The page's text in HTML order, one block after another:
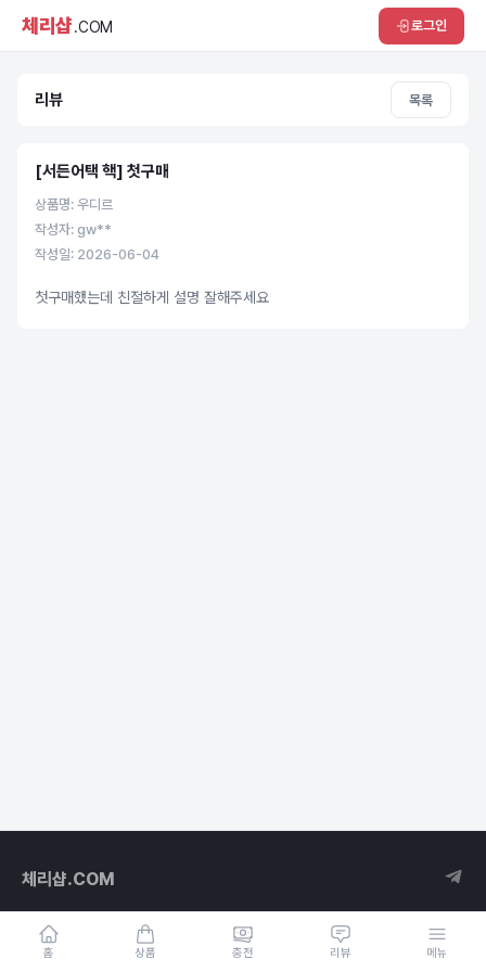
체리샵.COM 로그인
리뷰 목록
[서든어택 핵] 첫구매
상품명: 우디르
작성자: gw**
작성일: 2026-06-04
첫구매했는데 친절하게 설명 잘해주세요
홈 상품 충전 리뷰 메뉴
체리샵.COM